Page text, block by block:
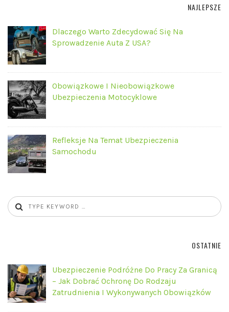
NAJLEPSZE
Dlaczego Warto Zdecydować Się Na
Sprowadzenie Auta Z USA?
Obowiązkowe I Nieobowiązkowe
Ubezpieczenia Motocyklowe
Refleksje Na Temat Ubezpieczenia
Samochodu
OSTATNIE
Ubezpieczenie Podróżne Do Pracy Za Granicą
– Jak Dobrać Ochronę Do Rodzaju
Zatrudnienia I Wykonywanych Obowiązków